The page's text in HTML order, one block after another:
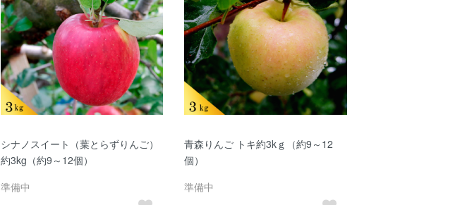
シナノスイート（葉とらずりんご）
約3kg（約9～12個）
準備中
青森りんご トキ約3kｇ（約9～12
個）
準備中